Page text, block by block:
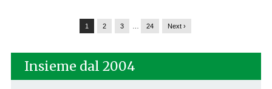
1 2 3 24 Next ›
Insieme dal 2004